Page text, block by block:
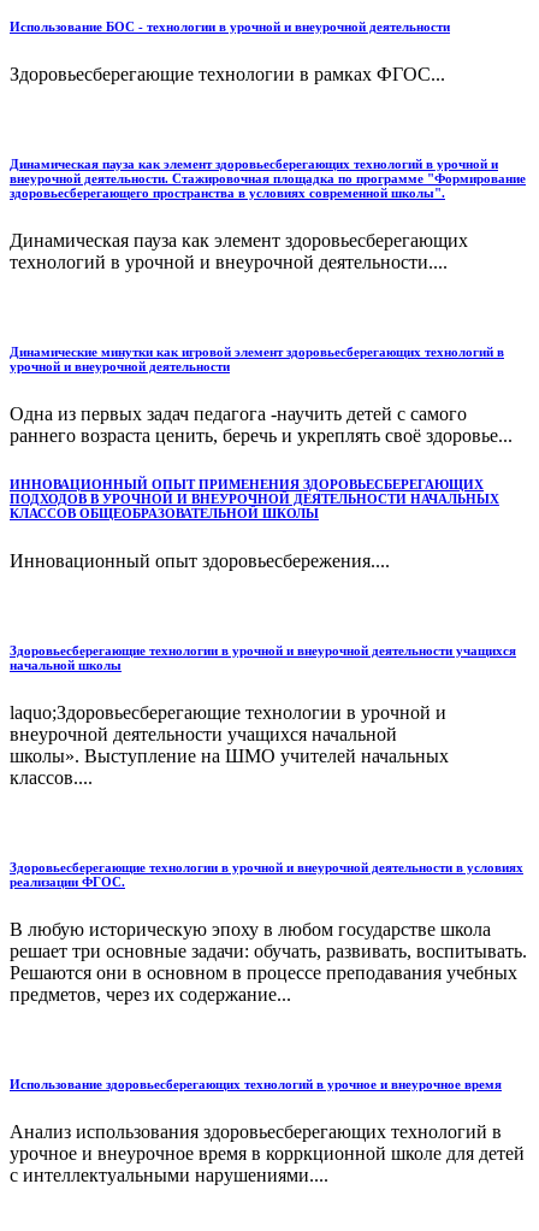
Использование БОС - технологии в урочной и внеурочной деятельности
Здоровьесберегающие технологии в рамках ФГОС...
Динамическая пауза как элемент здоровьесберегающих технологий в урочной и
внеурочной деятельности. Стажировочная площадка по программе "Формирование
здоровьесберегающего пространства в условиях современной школы".
Динамическая пауза как элемент здоровьесберегающих
технологий в урочной и внеурочной деятельности....
Динамические минутки как игровой элемент здоровьесберегающих технологий в
урочной и внеурочной деятельности
Одна из первых задач педагога -научить детей с самого
раннего возраста ценить, беречь и укреплять своё здоровье...
ИННОВАЦИОННЫЙ ОПЫТ ПРИМЕНЕНИЯ ЗДОРОВЬЕСБЕРЕГАЮЩИХ
ПОДХОДОВ В УРОЧНОЙ И ВНЕУРОЧНОЙ ДЕЯТЕЛЬНОСТИ НАЧАЛЬНЫХ
КЛАССОВ ОБЩЕОБРАЗОВАТЕЛЬНОЙ ШКОЛЫ
Инновационный опыт здоровьесбережения....
Здоровьесберегающие технологии в урочной и внеурочной деятельности учащихся
начальной школы
laquo;Здоровьесберегающие технологии в урочной и
внеурочной деятельности учащихся начальной
школы». Выступление на ШМО учителей начальных
классов....
Здоровьесберегающие технологии в урочной и внеурочной деятельности в условиях
реализации ФГОС.
В любую историческую эпоху в любом государстве школа
решает три основные задачи: обучать, развивать, воспитывать.
Решаются они в основном в процессе преподавания учебных
предметов, через их содержание...
Использование здоровьесберегающих технологий в урочное и внеурочное время
Анализ использования здоровьесберегающих технологий в
урочное и внеурочное время в корркционной школе для детей
с интеллектуальными нарушениями....